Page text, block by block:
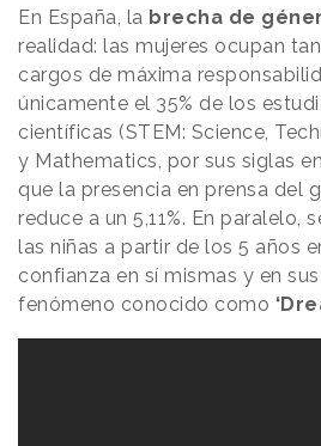
En España, la brecha de
realidad: las mujeres ocupan
cargos de máxima
únicamente el 35% de los
científicas (STEM: Science,
y Mathematics, por sus siglas
que la presencia en prensa del
reduce a un 5,11%. En paralelo,
las niñas a partir de los 5 años
confianza en sí mismas y en
fenómeno conocido como